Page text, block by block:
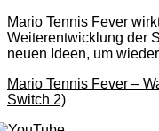
Mario Tennis Fever
Weiterentwicklung der
neuen Ideen, um
Mario Tennis Fever –
Switch 2)